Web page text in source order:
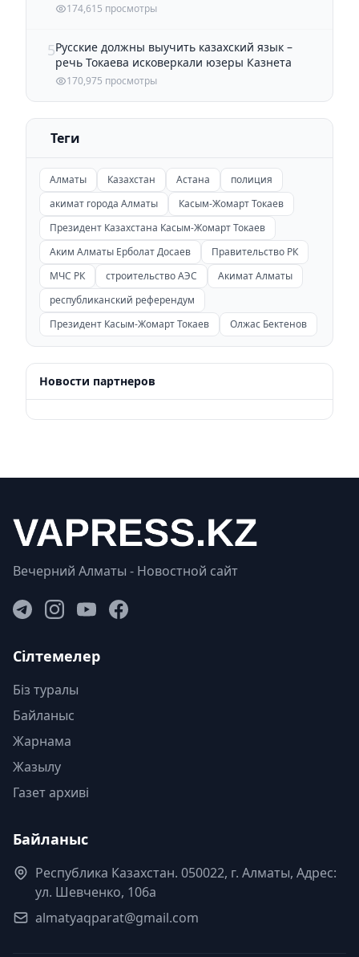
174,615 просмотры
5Русские должны выучить казахский язык –
речь Токаева исковеркали юзеры Казнета
170,975 просмотры
Теги
Алматы Казахстан Астана
полиция
акимат города Алматы
Касым-Жомарт Токаев
Президент Казахстана Касым-Жомарт Токаев
Аким Алматы Ерболат Досаев
Правительство РК
МЧС РК
строительство АЭС
Акимат Алматы
республиканский референдум
Президент Касым-Жомарт Токаев
Олжас Бектенов
Новости партнеров
Вечерний Алматы - Новостной сайт
Сілтемелер
Біз туралы
Байланыс
Жарнама
Жазылу
Газет архиві
Байланыс
Республика Казахстан. 050022, г. Алматы, Адрес:
ул. Шевченко, 106а
almatyaqparat@gmail.com